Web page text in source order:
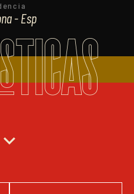
- Esp
expand_more